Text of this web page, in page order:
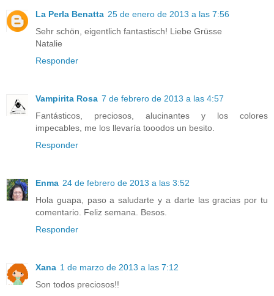
La Perla Benatta 25 de enero de 2013 a las 7:56
Sehr schön, eigentlich fantastisch! Liebe Grüsse
Natalie
Responder
Vampirita Rosa 7 de febrero de 2013 a las 4:57
Fantásticos, preciosos, alucinantes y los colores
impecables, me los llevaría tooodos un besito.
Responder
Enma 24 de febrero de 2013 a las 3:52
Hola guapa, paso a saludarte y a darte las gracias por tu
comentario. Feliz semana. Besos.
Responder
Xana 1 de marzo de 2013 a las 7:12
Son todos preciosos!!